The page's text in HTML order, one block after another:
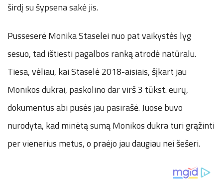
širdį su šypsena sakė jis.
Pusseserė Monika Staselei nuo pat vaikystės lyg
sesuo, tad ištiesti pagalbos ranką atrodė natūralu.
Tiesa, vėliau, kai Staselė 2018-aisiais, šįkart jau
Monikos dukrai, paskolino dar virš 3 tūkst. eurų,
dokumentus abi pusės jau pasirašė. Juose buvo
nurodyta, kad minėtą sumą Monikos dukra turi grąžinti
per vienerius metus, o praėjo jau daugiau nei šešeri.